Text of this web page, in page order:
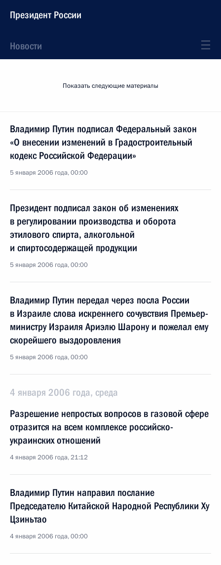
Президент России
Новости
Показать следующие материалы
Владимир Путин подписал Федеральный закон
«О внесении изменений в Градостроительный
кодекс Российской Федерации»
5 января 2006 года, 00:00
Президент подписал закон об изменениях
в регулировании производства и оборота
этилового спирта, алкогольной
и спиртосодержащей продукции
5 января 2006 года, 00:00
Владимир Путин передал через посла России
в Израиле слова искреннего сочувствия Премьер-
министру Израиля Ариэлю Шарону и пожелал ему
скорейшего выздоровления
5 января 2006 года, 00:00
4 января 2006 года, среда
Разрешение непростых вопросов в газовой сфере
отразится на всем комплексе российско-
украинских отношений
4 января 2006 года, 21:12
Владимир Путин направил послание
Председателю Китайской Народной Республики Ху
Цзиньтао
4 января 2006 года, 00:00